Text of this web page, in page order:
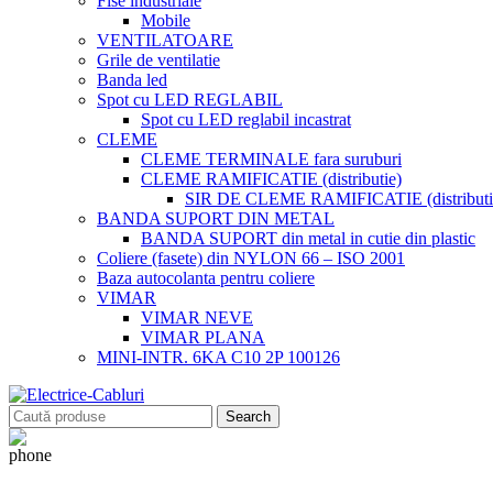
Mobile
VENTILATOARE
Grile de ventilatie
Banda led
Spot cu LED REGLABIL
Spot cu LED reglabil incastrat
CLEME
CLEME TERMINALE fara suruburi
CLEME RAMIFICATIE (distributie)
SIR DE CLEME RAMIFICATIE
BANDA SUPORT DIN METAL
BANDA SUPORT din metal in cutie din plastic
Coliere (fasete) din NYLON 66 – ISO 2001
Baza autocolanta pentru coliere
VIMAR
VIMAR NEVE
VIMAR PLANA
MINI-INTR. 6KA C10 2P 100126
Search